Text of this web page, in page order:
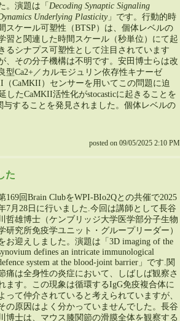
。演題は「 Decoding Synaptic Signaling
Underlying Plasticity」です。行動的時
スケール可塑性（BTSP）は、個体レベルの
習と関連した時間スケール（秒単位）にて起
るシナプス可塑性として注目されています
、その分子機構は不明です。安田博士らは改
良型Ca2+／カルモジュリン依存性キナーゼ
（CaMKII）センサーを用いてこの問題に迫
したCaMKII活性化がstocasticに起きることを
与することを発見されました。個体レベルの
posted on 09/05/2025 2:10 PM
た
169回Brain ClubをWPI-BIo2Qとの共催で2025
7月28日に行いました.今回は講師として長谷
川哲雄博士（ケンブリッジ大学医学部分子生物
研究所免疫学ユニット・グループリーダー）
お迎えしました。演題は「3D imaging of the
defines an intricate immunological
system at the blood-joint barrier」です.関
痛は全身性の炎症において、しばしば観察さ
ます。この現象は循環するIgG免疫複合体に
って仲介されていると考えられていますが、
の原因はよく分かっていませんでした。長谷
川博士は、マウス膝関節の滑膜全体を観察する